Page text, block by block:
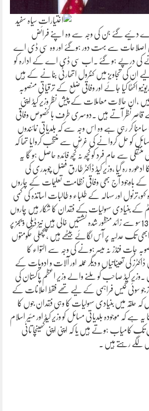
اختیارات سیاہ سفید
گئے جن کی وجہ سے وہ اپنے فرائض
میں اصلاحات سے بہت دور ہوگئے اور وہ سی ڈی اے
کی درپے ہو گئے ۔اب سی ڈی اے کے ادارہ کو
کی تجاویز میں کنٹرول اتھارٹی بنانے کے ہیں
اکٹھا کیا جائے اور وفاقی ضلع کے ترقیاتی منصوبہ
،ان حالات معاملات کے پیش نظر وزیر کیڈ اپنی
قاصر نظر آتے ہیں ۔دوسری طرف بالخصوص وفاقی
سامنا کر رہی ہے وہ اس وجہ سے کہ بلدیاتی نمائندوں
کو حل کروانے کی غرض سے منتخب کروایا تھا کہ
سے عام فرد کو کچھ نہ کچھ فائدہ حاصل ہو گا یہ
رہ گیا ،وزیر کیڈ ڈاکٹر طارق فضل چوہدری کی
باوجود آج بھی وفاقی نظامت تعلیمات کے چاروں
کہو،ترنول اور سہالہ کے طلباء و طالبات اساتذہ کی کمی
سسٹم کے بنیادی سہولیات کے فقدان کا شکار ہیں چاروں
تعلیمی سیکٹرز میں ساڑھے 13سو سے زائد منظور شدہ نشستیں خالی ہیں نیز ڈیلی ویجز پر
تک عدلیہ پر آس لگائے بیٹھے ہیں ،پچھلی حکومتوں
جات فنڈز نہ میسر ہونے کی وجہ سے التواء کا
کی تعیناتیاں و دیگر عملہ اور آلات و ادویات کے
کیڈ صاحب کو ملنے والے وزیر اعظم پاکستان کی
جو سوئی گیس فراہمی کے لیے تھے فقط اعلانات کے
کہ حلقہ میں بنیادی سہولیات کا وہی فقدان جوں کا
کہ موجودہ بلدیاتی مسائل کو وزیر کیڈ اور مئیر اسلام
کامیاب ہوتے ہیں یا کہ اپنی اپنی کھینچا تانی